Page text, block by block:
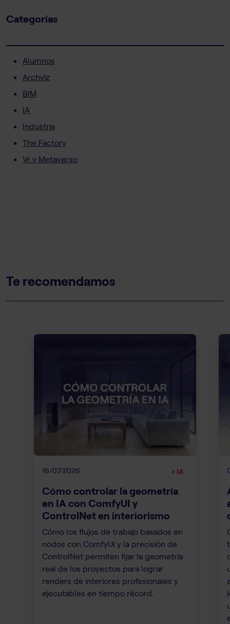
Categorías
Alumnos
Archviz
BIM
IA
Industria
The Factory
Vr y Metaverso
Te recomendamos
16/07/2026 > IA
Cómo controlar la geometría
en IA con ComfyUI y
ControlNet en interiorismo
Cómo los flujos de trabajo basados en
nodos con ComfyUI y la precisión de
ControlNet permiten fijar la geometría
real de los proyectos para lograr
renders de interiores profesionales y
ejecutables en tiempo récord.